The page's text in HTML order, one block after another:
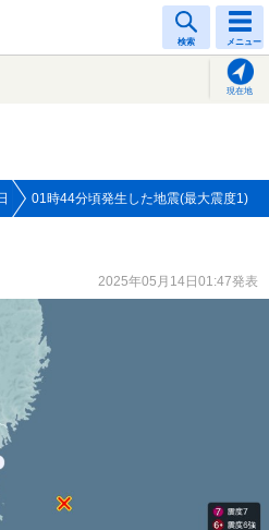
検索 メニュー
現在地
01時44分頃発生した地震(最大震度1)
2025年05月14日01:47発表